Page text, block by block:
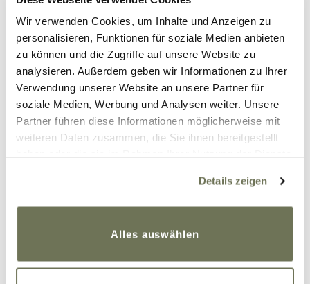
Wir verwenden Cookies, um Inhalte und Anzeigen zu
personalisieren, Funktionen für soziale Medien anbieten
zu können und die Zugriffe auf unsere Website zu
analysieren. Außerdem geben wir Informationen zu Ihrer
Verwendung unserer Website an unsere Partner für
soziale Medien, Werbung und Analysen weiter. Unsere
Partner führen diese Informationen möglicherweise mit
weiteren Daten zusammen, die Sie ihnen bereitgestellt
Cookies, wenn Sie unsere Webseite weiterhin nutzen.
Weitere Informationen finden Sie in unserer
Details zeigen
Alles auswählen
29. Mai 2021
Beitrag teilen
Kommentare